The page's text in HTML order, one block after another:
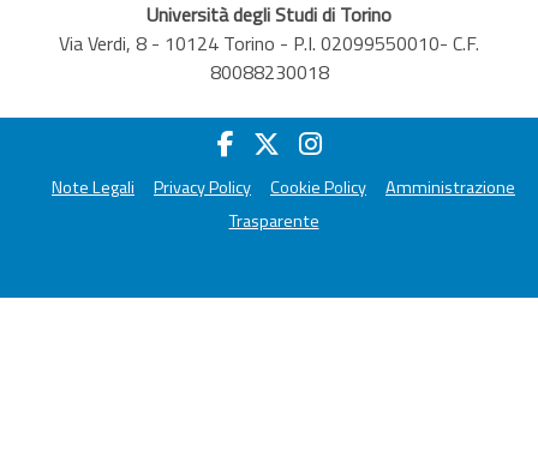
Università degli Studi di Torino
Via Verdi, 8 - 10124 Torino - P.I. 02099550010- C.F.
80088230018
Note Legali Privacy Policy Cookie Policy
Amministrazione
Trasparente